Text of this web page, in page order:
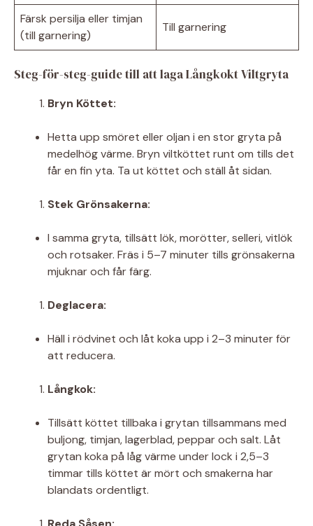
Färsk persilja eller timjan
(till garnering)
Till garnering
Steg-för-steg-guide till att laga Långkokt Viltgryta
Bryn Köttet:
Hetta upp smöret eller oljan i en stor gryta på
medelhög värme. Bryn viltköttet runt om tills det
får en fin yta. Ta ut köttet och ställ åt sidan.
Stek Grönsakerna:
I samma gryta, tillsätt lök, morötter, selleri, vitlök
och rotsaker. Fräs i 5–7 minuter tills grönsakerna
mjuknar och får färg.
Deglacera:
Häll i rödvinet och låt koka upp i 2–3 minuter för
att reducera.
Långkok:
Tillsätt köttet tillbaka i grytan tillsammans med
buljong, timjan, lagerblad, peppar och salt. Låt
grytan koka på låg värme under lock i 2,5–3
timmar tills köttet är mört och smakerna har
blandats ordentligt.